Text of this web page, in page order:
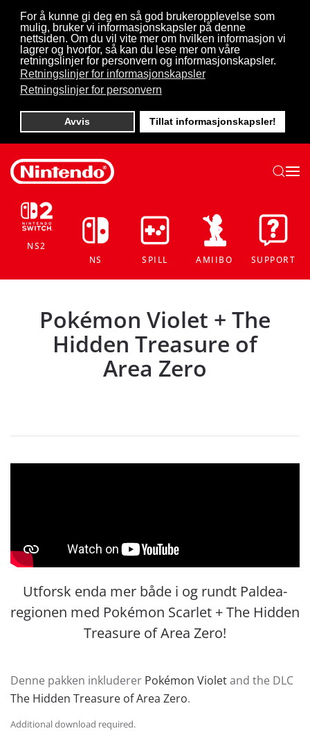
For å kunne gi deg en så god brukeropplevelse som
mulig, bruker vi informasjonskapsler på denne
nettsiden. Om du vil vite mer om hvilken informasjon vi
lagrer og hvorfor, så kan du lese mer om våre
retningslinjer for personvern og informasjonskapsler.
Retningslinjer for informasjonskapsler
Retningslinjer for personvern
Avvis Tillat informasjonskapsler!
Skip to main content
NS2
NS
SPILL AMIIBO SUPPORT
Pokémon Violet + The
Hidden Treasure of
Area Zero
Utforsk enda mer både i og rundt Paldea-
regionen med Pokémon Scarlet + The Hidden
Treasure of Area Zero!
Denne pakken inkluderer Pokémon Violetand the DLC
The Hidden Treasure of Area Zero.
Additional download required.